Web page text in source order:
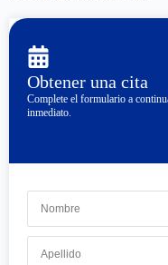
Obtener una cita
Complete el formulario a
inmediato.